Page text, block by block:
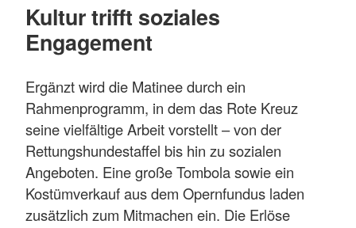
Kultur trifft soziales
Engagement
Ergänzt wird die Matinee durch ein
Rahmenprogramm, in dem das Rote Kreuz
seine vielfältige Arbeit vorstellt – von der
Rettungshundestaffel bis hin zu sozialen
Angeboten. Eine große Tombola sowie ein
Kostümverkauf aus dem Opernfundus laden
zusätzlich zum Mitmachen ein. Die Erlöse